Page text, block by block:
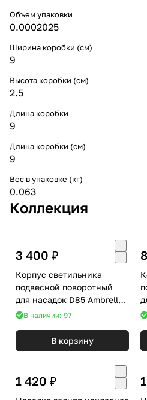
Объем упаковки
0.0002025
Ширина коробки (см)
9
Высота коробки (см)
2.5
Длина коробки
9
Длина коробки (см)
9
Вес в упаковке (кг)
0.063
Коллекция
3 400 ₽
Корпус светильника
подвесной поворотный
для насадок D85 Ambrella
DIY Spot C9118
В наличии: 97
В корзину
1 420 ₽